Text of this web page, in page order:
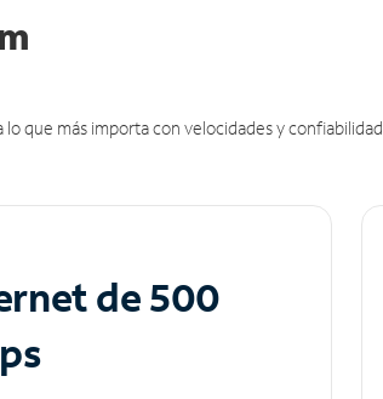
que más importa con velocidades y confiabilidad
de 500